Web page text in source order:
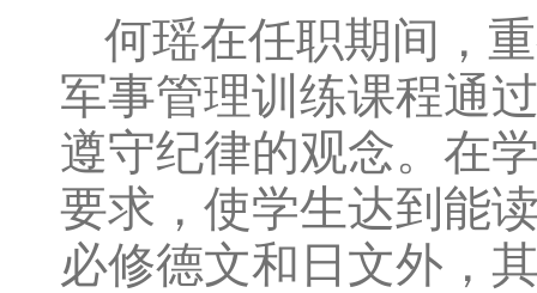
何瑶在任职期间，
军事管理训练课程通
遵守纪律的观念。在
要求，使学生达到能
必修德文和日文外，